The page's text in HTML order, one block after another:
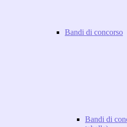
Bandi di concorso
Bandi di